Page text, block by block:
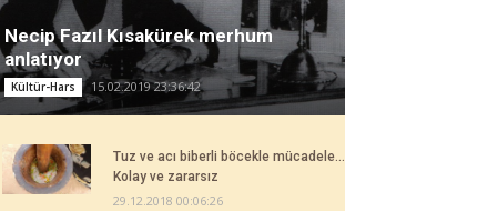
Necip Fazıl Kısakürek merhum
anlatıyor
Kültür-Hars 15.02.2019 23:36:42
Tuz ve acı biberli böcekle mücadele...
Kolay ve zararsız
29.12.2018 00:06:26